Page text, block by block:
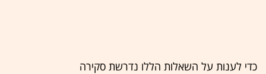
כדי לענות על השאלות הללו נדרשת סקירה